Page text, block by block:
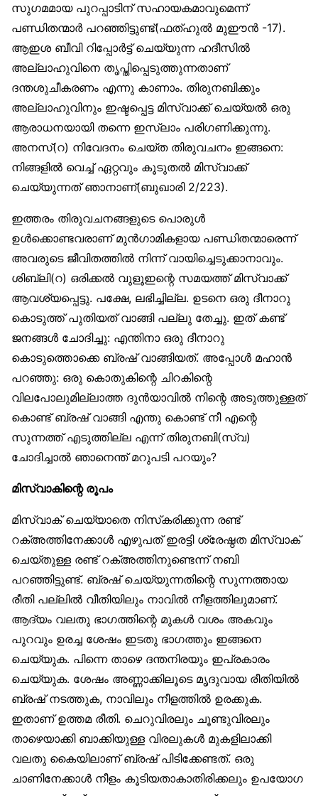
സുഗമമായ പുറപ്പാടിന് സഹായകമാവുമെന്ന്
പണ്ഡിതന്മാർ പറഞ്ഞിട്ടുണ്ട്(ഫത്ഹുൽ മുഈൻ -17).
ആഇശ ബീവി റിപ്പോർട്ട് ചെയ്യുന്ന ഹദീസിൽ
അല്ലാഹുവിനെ തൃപ്തിപ്പെടുത്തുന്നതാണ്
ദന്തശുചീകരണം എന്നു കാണാം. തിരുനബിക്കും
അല്ലാഹുവിനും ഇഷ്ടപ്പെട്ട മിസ്‌വാക്ക് ചെയ്യൽ ഒരു
ആരാധനയായി തന്നെ ഇസ്‌ലാം പരിഗണിക്കുന്നു.
അനസ്(റ) നിവേദനം ചെയ്ത തിരുവചനം ഇങ്ങനെ:
നിങ്ങളിൽ വെച്ച് ഏറ്റവും കൂടുതൽ മിസ്‌വാക്ക്
ചെയ്യുന്നത് ഞാനാണ്(ബുഖാരി 2/223).
ഇത്തരം തിരുവചനങ്ങളുടെ പൊരുൾ
ഉൾക്കൊണ്ടവരാണ് മുൻഗാമികളായ പണ്ഡിതന്മാരെന്ന്
അവരുടെ ജീവിതത്തിൽ നിന്ന് വായിച്ചെടുക്കാനാവും.
ശിബ്‌ലി(റ) ഒരിക്കൽ വുളൂഇന്റെ സമയത്ത് മിസ്‌വാക്ക്
ആവശ്യപ്പെട്ടു. പക്ഷേ, ലഭിച്ചില്ല. ഉടനെ ഒരു ദീനാറു
കൊടുത്ത് പുതിയത് വാങ്ങി പല്ലു തേച്ചു. ഇത് കണ്ട്
ജനങ്ങൾ ചോദിച്ചു: എന്തിനാ ഒരു ദീനാറു
കൊടുത്തൊക്കെ ബ്രഷ് വാങ്ങിയത്. അപ്പോൾ മഹാൻ
പറഞ്ഞു: ഒരു കൊതുകിന്റെ ചിറകിന്റെ
വിലപോലുമില്ലാത്ത ദുൻയാവിൽ നിന്റെ അടുത്തുള്ളത്
കൊണ്ട് ബ്രഷ് വാങ്ങി എന്തു കൊണ്ട് നീ എന്റെ
സുന്നത്ത് എടുത്തില്ല എന്ന് തിരുനബി(സ്വ)
ചോദിച്ചാൽ ഞാനെന്ത് മറുപടി പറയും?
മിസ്‌വാകിന്റെ രൂപം
മിസ്‌വാക് ചെയ്യാതെ നിസ്‌കരിക്കുന്ന രണ്ട്
റക്അത്തിനേക്കാൾ എഴുപത് ഇരട്ടി ശ്രേഷ്ഠത മിസ്‌വാക്
ചെയ്തുള്ള രണ്ട് റക്അത്തിനുണ്ടെന്ന് നബി
പറഞ്ഞിട്ടുണ്ട്. ബ്രഷ് ചെയ്യുന്നതിന്റെ സുന്നത്തായ
രീതി പല്ലിൽ വീതിയിലും നാവിൽ നീളത്തിലുമാണ്.
ആദ്യം വലതു ഭാഗത്തിന്റെ മുകൾ വശം അകവും
പുറവും ഉരച്ച ശേഷം ഇടതു ഭാഗത്തും ഇങ്ങനെ
ചെയ്യുക. പിന്നെ താഴെ ദന്തനിരയും ഇപ്രകാരം
ചെയ്യുക. ശേഷം അണ്ണാക്കിലൂടെ മൃദുവായ രീതിയിൽ
ബ്രഷ് നടത്തുക, നാവിലും നീളത്തിൽ ഉരക്കുക.
ഇതാണ് ഉത്തമ രീതി. ചെറുവിരലും ചൂണ്ടുവിരലും
താഴെയാക്കി ബാക്കിയുള്ള വിരലുകൾ മുകളിലാക്കി
വലതു കൈയിലാണ് ബ്രഷ് പിടിക്കേണ്ടത്. ഒരു
ചാണിനേക്കാൾ നീളം കൂടിയതാകാതിരിക്കലും ഉപയോഗ